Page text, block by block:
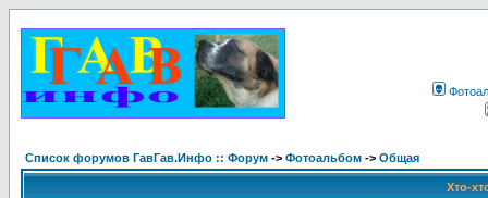
Список форумов ГавГав.Инфо :: Форум -> Фотоальбом -> Общая
Хто-